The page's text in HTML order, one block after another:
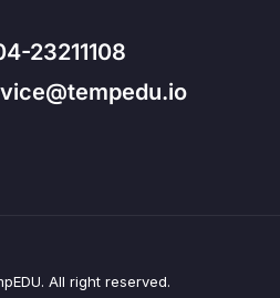
23211108
All right reserved.